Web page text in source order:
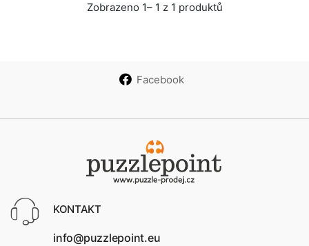
Zobrazeno 1– 1 z 1 produktů
Facebook
KONTAKT
info@puzzlepoint.eu